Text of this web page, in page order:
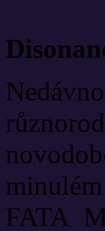
FATA